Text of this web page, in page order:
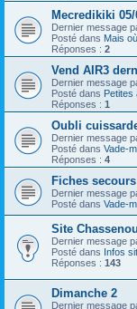
Mecredikiki 05/
Dernier message
Posté dans Mais
Réponses : 2
Vend AIR3
Dernier message
Posté dans Petites
Réponses : 1
Oubli
Dernier message
Posté dans Vade-
Réponses : 4
Fiches
Dernier message
Posté dans Vade-
Site
Dernier message
Posté dans Infos
Réponses : 143
Dimanche 2
Dernier message